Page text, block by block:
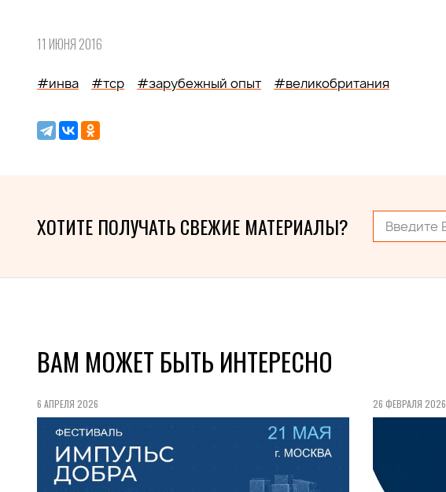
11 ИЮНЯ 2016
#инва #тср #зарубежный опыт #великобритания
ХОТИТЕ ПОЛУЧАТЬ СВЕЖИЕ МАТЕРИАЛЫ?
ВАМ МОЖЕТ БЫТЬ ИНТЕРЕСНО
6 АПРЕЛЯ 2026 26 ФЕВРАЛЯ 2026